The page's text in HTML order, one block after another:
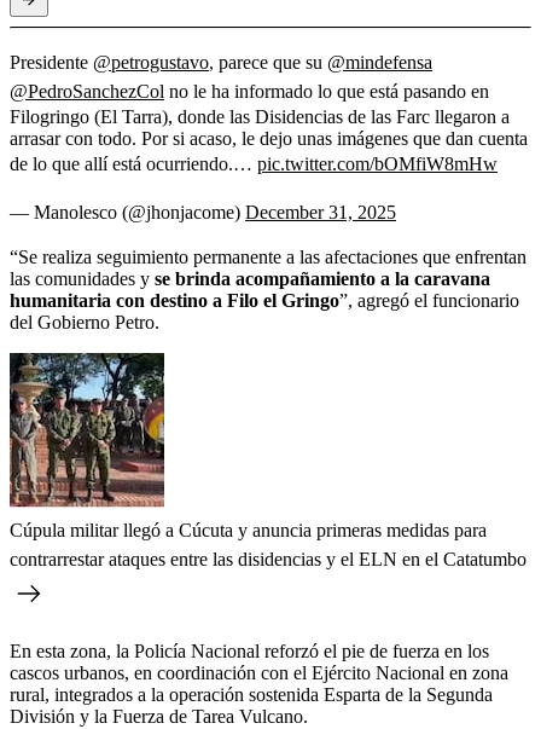
Presidente @petrogustavo, parece que su @mindefensa
@PedroSanchezCol no le ha informado lo que está pasando en
Filogringo (El Tarra), donde las Disidencias de las Farc llegaron a
arrasar con todo. Por si acaso, le dejo unas imágenes que dan cuenta
de lo que allí está ocurriendo.… pic.twitter.com/bOMfiW8mHw
— Manolesco (@jhonjacome) December 31, 2025
“Se realiza seguimiento permanente a las afectaciones que enfrentan
las comunidades y se brinda acompañamiento a la caravana
humanitaria con destino a Filo el Gringo”, agregó el funcionario
del Gobierno Petro.
Cúpula militar llegó a Cúcuta y anuncia primeras medidas para
contrarrestar ataques entre las disidencias y el ELN en el Catatumbo
En esta zona, la Policía Nacional reforzó el pie de fuerza en los
cascos urbanos, en coordinación con el Ejército Nacional en zona
rural, integrados a la operación sostenida Esparta de la Segunda
División y la Fuerza de Tarea Vulcano.